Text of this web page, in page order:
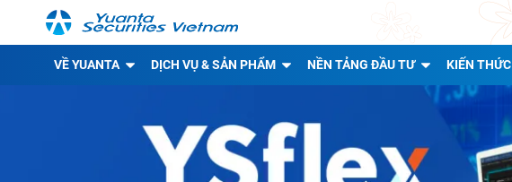
VỀ YUANTA DỊCH VỤ & SẢN PHẨM NỀN TẢNG ĐẦU TƯ KIẾN THỨC